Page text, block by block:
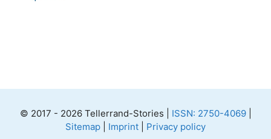
© 2017 - 2026 Tellerrand-Stories | ISSN: 2750-4069|
Sitemap
Imprint Privacy policy